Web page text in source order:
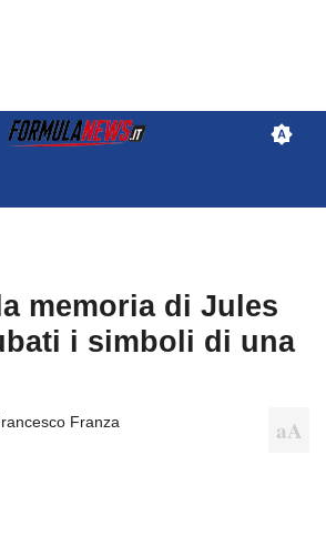
memoria di Jules
i simboli di una
Franza